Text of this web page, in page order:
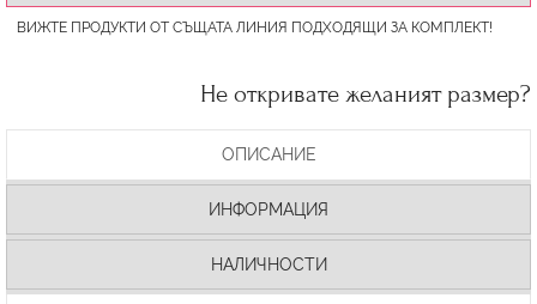
ВИЖТЕ ПРОДУКТИ ОТ СЪЩАТА ЛИНИЯ ПОДХОДЯЩИ ЗА КОМПЛЕКТ!
Не откривате желаният размер?
ОПИСАНИЕ
ИНФОРМАЦИЯ
НАЛИЧНОСТИ